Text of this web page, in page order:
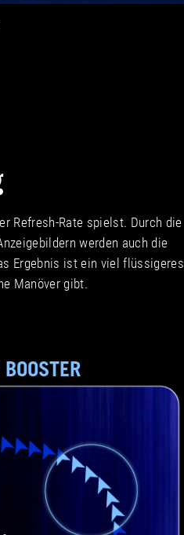
Refresh-Rate spielst. Durch die
werden auch die
Ergebnis ist ein viel flüssigeres
Manöver gibt.